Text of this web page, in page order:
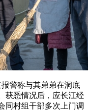
警称与其弟弟在洞底
获悉情况后，应长江经
同村组干部多次上门调